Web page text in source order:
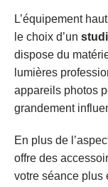
L’équipement
le choix d’un
dispose du
lumières
appareils photos
grandement
En plus de
offre des
votre séance plus